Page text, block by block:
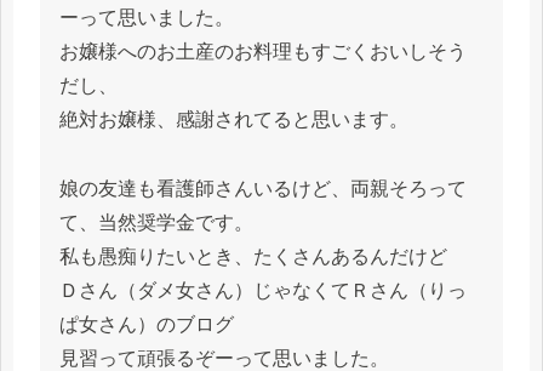
ーって思いました。
お嬢様へのお土産のお料理もすごくおいしそう
だし、
絶対お嬢様、感謝されてると思います。
娘の友達も看護師さんいるけど、両親そろって
て、当然奨学金です。
私も愚痴りたいとき、たくさんあるんだけど
Ｄさん（ダメ女さん）じゃなくてＲさん（りっ
ぱ女さん）のブログ
見習って頑張るぞーって思いました。